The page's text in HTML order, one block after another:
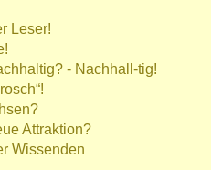
Leser!
- Nachhall-tig!
Attraktion?
Wissenden